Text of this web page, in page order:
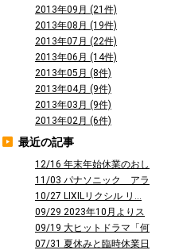
2013年09月 (21件)
2013年08月 (19件)
2013年07月 (22件)
2013年06月 (14件)
2013年05月 (8件)
2013年04月 (9件)
2013年03月 (9件)
2013年02月 (6件)
最近の記事
12/16 年末年始休業のおし
らせ
11/03 パナソニック アラ
ウーノ...
10/27 LIXILリクシル リ...
09/29 2023年10月よりス
タ...
09/19 大ヒットドラマ「何
曜日に...
07/31 夏休みと臨時休業日